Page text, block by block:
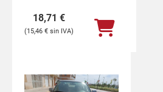
PROFESIONAL
18,71 €
15,46 €